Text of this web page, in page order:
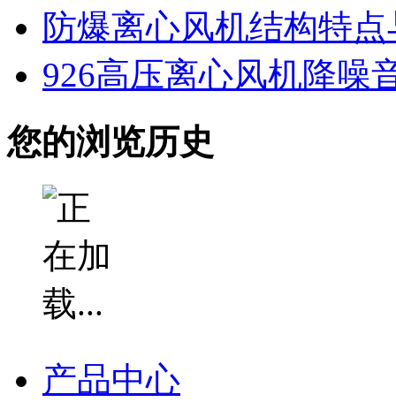
防爆离心风机结构特
926高压离心风机降噪
您的浏览历史
产品中心